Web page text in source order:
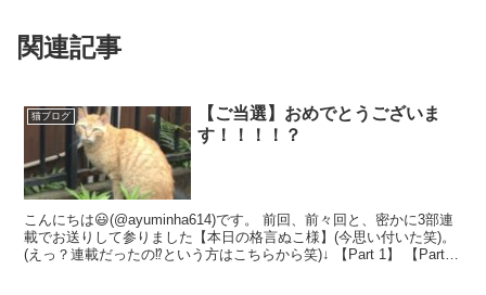
関連記事
猫ブログ
【ご当選】おめでとうございま
す！！！！？
こんにちは😃(@ayuminha614)です。 前回、前々回と、密かに3部連
載でお送りして参りました【本日の格言ぬこ様】(今思い付いた笑)。
(えっ？連載だったの⁉︎という方はこちらから笑)↓ 【Part 1】 【Part